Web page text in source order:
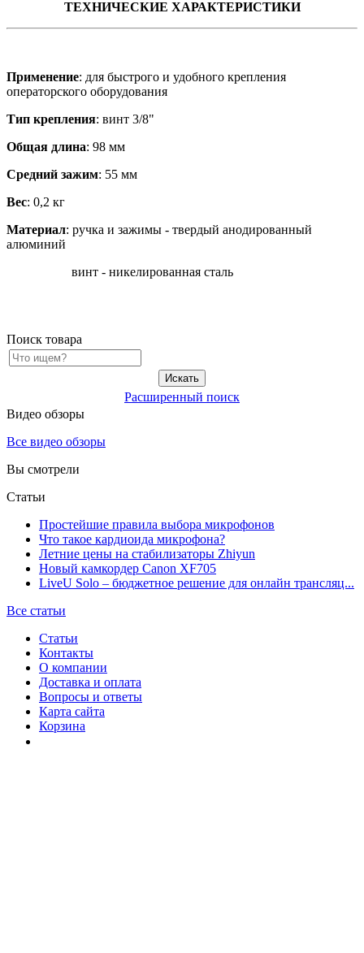
ТЕХНИЧЕСКИЕ ХАРАКТЕРИСТИКИ
Применение: для быстрого и удобного крепления
операторского оборудования
Тип крепления: винт 3/8"
Общая длина: 98 мм
Средний зажим: 55 мм
Вес: 0,2 кг
Материал: ручка и зажимы - твердый анодированный
алюминий
винт - никелированная сталь
Поиск товара
Расширенный поиск
Видео обзоры
Все видео обзоры
Вы смотрели
Статьи
Простейшие правила выбора микрофонов
Что такое кардиоида микрофона?
Летние цены на стабилизаторы Zhiyun
Новый камкордер Canon XF705
LiveU Solo – бюджетное решение для онлайн трансляц...
Все статьи
Статьи
Контакты
О компании
Доставка и оплата
Вопросы и ответы
Карта сайта
Корзина